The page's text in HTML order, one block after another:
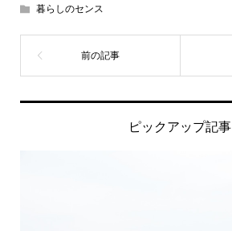
暮らしのセンス
ピックアップ記事